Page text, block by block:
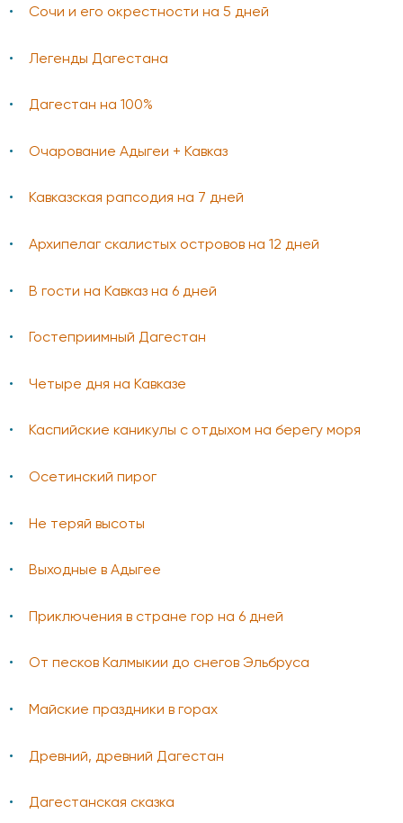
Сочи и его окрестности на 5 дней
Легенды Дагестана
Дагестан на 100%
Очарование Адыгеи + Кавказ
Кавказская рапсодия на 7 дней
Архипелаг скалистых островов на 12 дней
В гости на Кавказ на 6 дней
Гостеприимный Дагестан
Четыре дня на Кавказе
Каспийские каникулы с отдыхом на берегу моря
Осетинский пирог
Не теряй высоты
Выходные в Адыгее
Приключения в стране гор на 6 дней
От песков Калмыкии до снегов Эльбруса
Майские праздники в горах
Древний, древний Дагестан
Дагестанская сказка